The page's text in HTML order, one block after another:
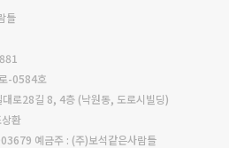
들
-0584호
로28길 8, 4층 (낙원동, 도로시빌딩)
환
예금주 : (주)보석같은사람들